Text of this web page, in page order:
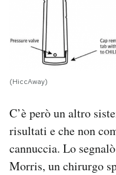
(HiccAway)
C’è però un altro
risultati e che non
cannuccia. Lo
Morris, un chirurgo